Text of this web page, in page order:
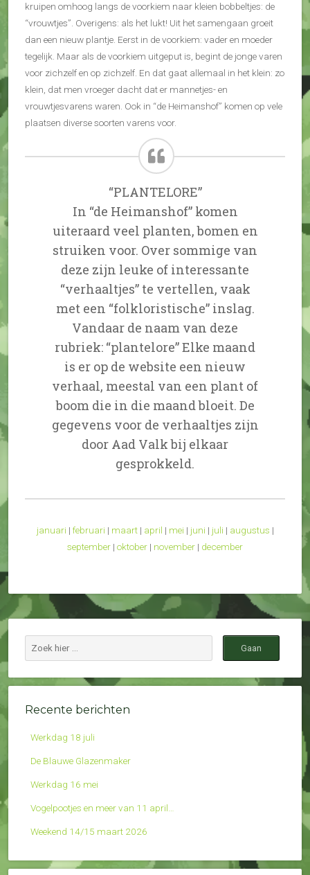
kruipen omhoog langs de voorkiem naar kleien bobbeltjes: de
“vrouwtjes”. Overigens: als het lukt! Uit het samengaan groeit
dan een nieuw plantje. Eerst in de voorkiem: vader en moeder
tegelijk. Maar als de voorkiem uitgeput is, begint de jonge varen
voor zichzelf en op zichzelf. En dat gaat allemaal in het klein: zo
klein, dat men vroeger dacht dat er mannetjes- en
vrouwtjesvarens waren. Ook in “de Heimanshof” komen op vele
plaatsen diverse soorten varens voor.
“PLANTELORE”
In “de Heimanshof” komen
uiteraard veel planten, bomen en
struiken voor. Over sommige van
deze zijn leuke of interessante
“verhaaltjes” te vertellen, vaak
met een “folkloristische” inslag.
Vandaar de naam van deze
rubriek: “plantelore” Elke maand
is er op de website een nieuw
verhaal, meestal van een plant of
boom die in die maand bloeit. De
gegevens voor de verhaaltjes zijn
door Aad Valk bij elkaar
gesprokkeld.
januari | februari | maart| april | mei | juni | juli | augustus |
september | oktober | november | december
Recente berichten
Werkdag 18 juli
De Blauwe Glazenmaker
Werkdag 16 mei
Vogelpootjes en meer van 11 april…
Weekend 14/15 maart 2026